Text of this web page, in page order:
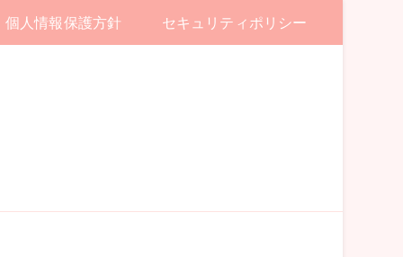
個人情報保護方針 セキュリティポリシー